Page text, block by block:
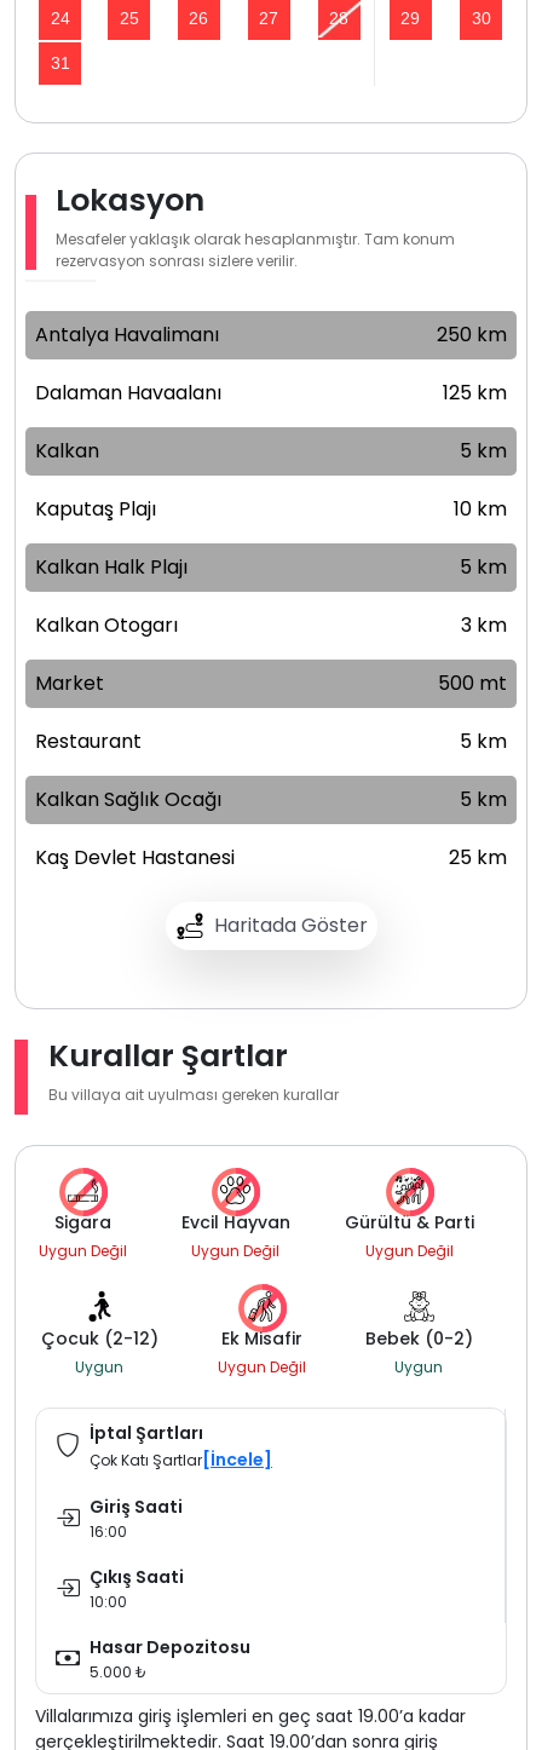
24 25 26 27 28 29 30
31
Lokasyon
Mesafeler yaklaşık olarak hesaplanmıştır. Tam konum
rezervasyon sonrası sizlere verilir.
Haritada Göster
Antalya Havalimanı 250 km
Dalaman Havaalanı 125 km
Kalkan 5 km
Kaputaş Plajı 10 km
Kalkan Halk Plajı 5 km
Kalkan Otogarı 3 km
Market 500 mt
Restaurant 5 km
Kalkan Sağlık Ocağı 5 km
Kaş Devlet Hastanesi 25 km
Kurallar Şartlar
Bu villaya ait uyulması gereken kurallar
Sigara
Uygun Değil
Evcil Hayvan
Uygun Değil
Gürültü & Parti
Uygun Değil
Çocuk (2-12)
Uygun
Ek Misafir
Uygun Değil
Bebek (0-2)
Uygun
İptal Şartları
Çok Katı Şartlar [İncele]
Giriş Saati
16:00
Çıkış Saati
10:00
Hasar Depozitosu
5.000 ₺
Villalarımıza giriş işlemleri en geç saat 19.00’a kadar
gerçekleştirilmektedir. Saat 19.00’dan sonra giriş